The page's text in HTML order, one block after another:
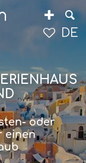
oder
einen
DE